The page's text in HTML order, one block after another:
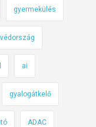
gyermekülés
ai
gyalogátkelő
ADAC